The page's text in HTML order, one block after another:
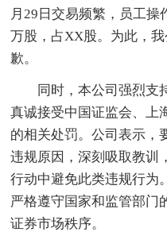
月29日交易频繁，员工操
万股，占XX股。为此，
歉。
同时，本公司强烈支
真诚接受中国证监会、上
的相关处罚。公司表示，
违规原因，深刻吸取教训
行动中避免此类违规行为
严格遵守国家和监管部门
证券市场秩序。